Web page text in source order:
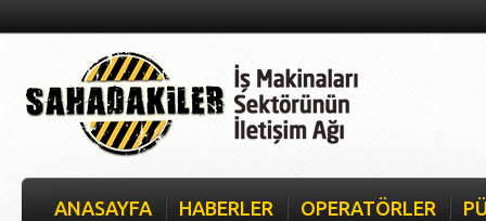
ANASAYFA HABERLER OPERATÖRLER